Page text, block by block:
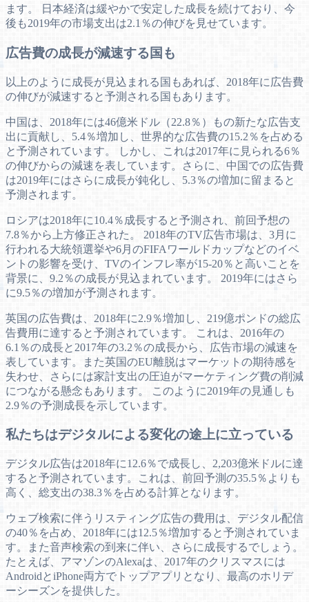
ます。 日本経済は緩やかで安定した成長を続けており、今
後も2019年の市場支出は2.1％の伸びを見せています。
広告費の成長が減速する国も
以上のように成長が見込まれる国もあれば、2018年に広告費
の伸びが減速すると予測される国もあります。
中国は、2018年には46億米ドル（22.8％）もの新たな広告支
出に貢献し、5.4％増加し、世界的な広告費の15.2％を占める
と予測されています。 しかし、これは2017年に見られる6％
の伸びからの減速を表しています。さらに、中国での広告費
は2019年にはさらに成長が鈍化し、5.3％の増加に留まると
予測されます。
ロシアは2018年に10.4％成長すると予測され、前回予想の
7.8％から上方修正された。 2018年のTV広告市場は、3月に
行われる大統領選挙や6月のFIFAワールドカップなどのイベ
ントの影響を受け、TVのインフレ率が15-20％と高いことを
背景に、9.2％の成長が見込まれています。 2019年にはさら
に9.5％の増加が予測されます。
英国の広告費は、2018年に2.9％増加し、219億ポンドの総広
告費用に達すると予測されています。 これは、2016年の
6.1％の成長と2017年の3.2％の成長から、広告市場の減速を
表しています。また英国のEU離脱はマーケットの期待感を
失わせ、さらには家計支出の圧迫がマーケティング費の削減
につながる懸念もあります。 このように2019年の見通しも
2.9％の予測成長を示しています。
私たちはデジタルによる変化の途上に立っている
デジタル広告は2018年に12.6％で成長し、2,203億米ドルに達
すると予測されています。これは、前回予測の35.5％よりも
高く、総支出の38.3％を占める計算となります。
ウェブ検索に伴うリスティング広告の費用は、デジタル配信
の40％を占め、2018年には12.5％増加すると予測されていま
す。また音声検索の到来に伴い、さらに成長するでしょう。
たとえば、アマゾンのAlexaは、2017年のクリスマスには
AndroidとiPhone両方でトップアプリとなり、最高のホリデ
ーシーズンを提供した。